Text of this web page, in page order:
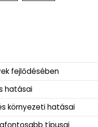
fejlődésében
hatásai
környezeti hatásai
típusai